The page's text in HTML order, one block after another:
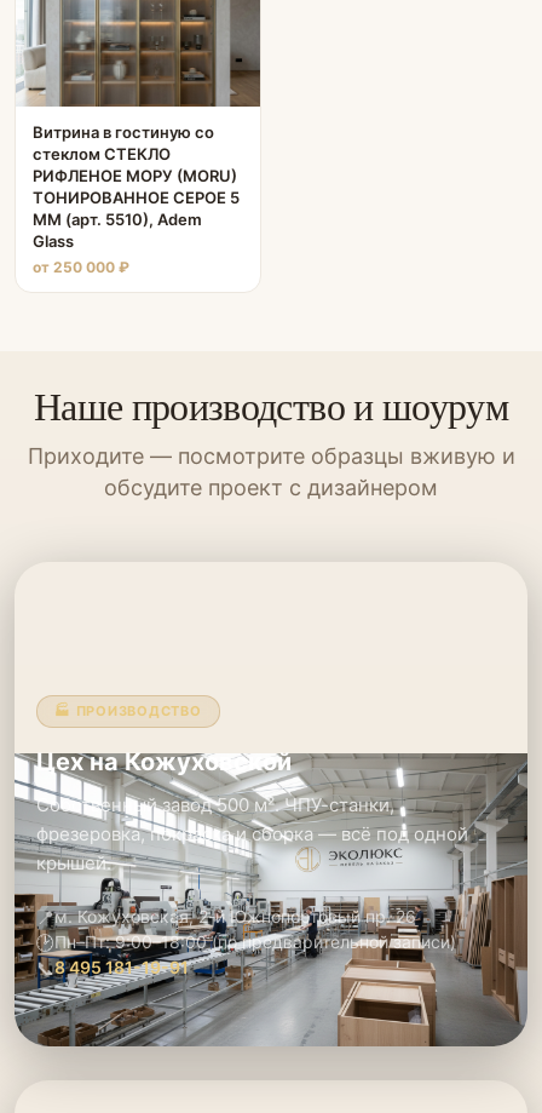
Витрина в гостиную со
стеклом СТЕКЛО
РИФЛЕНОЕ МОРУ (MORU)
ТОНИРОВАННОЕ СЕРОЕ 5
ММ (арт. 5510), Adem
Glass
от 250 000 ₽
Наше производство и шоурум
Приходите — посмотрите образцы вживую и
обсудите проект с дизайнером
🏭 ПРОИЗВОДСТВО
Цех на Кожуховской
Собственный завод 500 м². ЧПУ-станки,
фрезеровка, покраска и сборка — всё под одной
крышей.
📍м. Кожуховская, 2-й Южнопортовый пр. 26
🕑Пн–Пт: 9:00–18:00 (по предварительной записи)
📞8 495 181-19-91